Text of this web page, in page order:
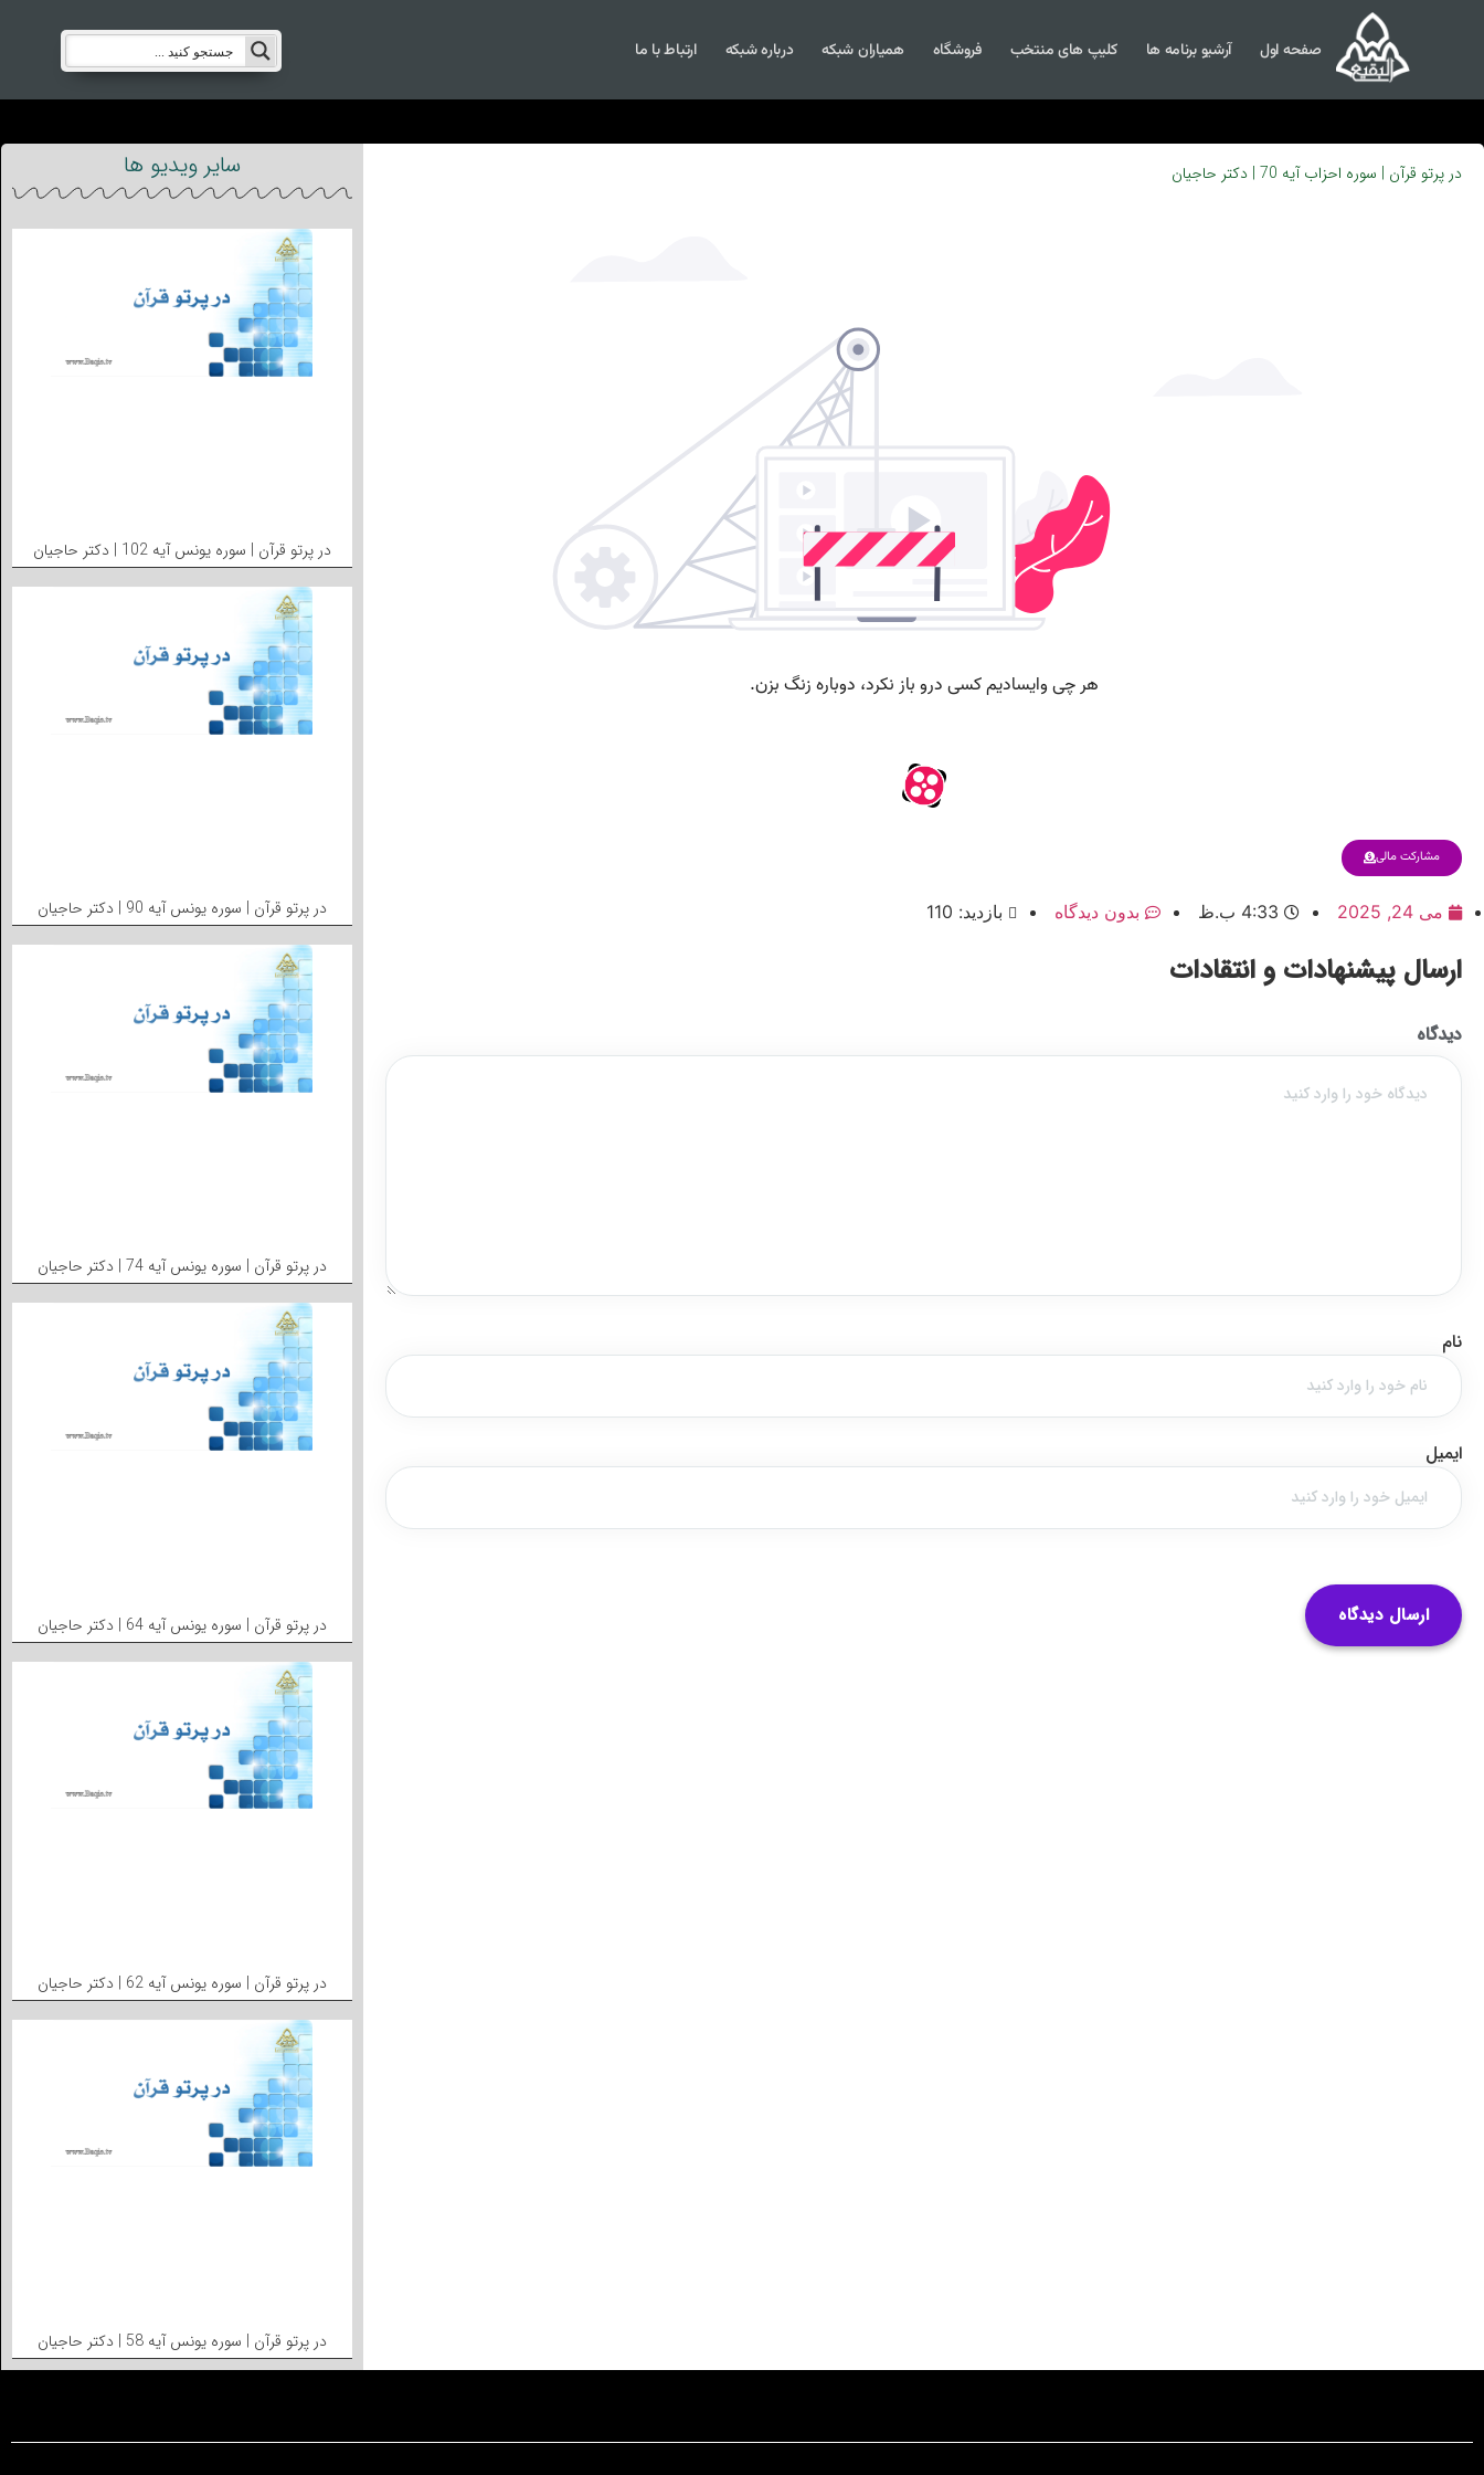
صفحه اول آرشیو برنامه ها کلیپ های منتخب فروشگاه همیاران شبکه درباره شبکه ارتباط با ما
در پرتو قرآن | سوره احزاب آیه 70 | دکتر حاجیان
مشارکت مالی
می 24, 2025 4:33 ب.ظ بدون دیدگاه بازدید: 110
ارسال پیشنهادات و انتقادات
دیدگاه
نام
ایمیل
سایر ویدیو ها
در پرتو قرآن | سوره یونس آیه 102 | دکتر حاجیان
در پرتو قرآن | سوره یونس آیه 90 | دکتر حاجیان
در پرتو قرآن | سوره یونس آیه 74 | دکتر حاجیان
در پرتو قرآن | سوره یونس آیه 64 | دکتر حاجیان
در پرتو قرآن | سوره یونس آیه 62 | دکتر حاجیان
در پرتو قرآن | سوره یونس آیه 58 | دکتر حاجیان